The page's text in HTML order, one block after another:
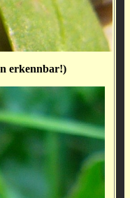
erkennbar!)